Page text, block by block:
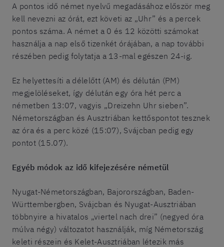
A pontos idő német nyelvű megadásához először meg
kell nevezni az órát, ezt követi az „Uhr” és a percek
pontos száma. A német a 0 és 12 közötti számokat
használja a nap első tizenkét órájában, a nap további
részében pedig folytatja a 13-mal egészen 24-ig.
Ez helyettesíti a délelőtt (AM) és délután (PM)
megjelöléseket, így délután egy óra hét perc a
németben 13:07, vagyis „Dreizehn Uhr sieben”.
Németországban és Ausztriában kettőspontot tesznek
az óra és a perc közé (15:07), Svájcban pedig egy
pontot (15.07).
Egyéb módok az idő kifejezésére németül
Nyugat-Németországban, Bajorországban, Baden-
Württembergben, Svájcban és Nyugat-Ausztriában
többnyire a hivatalos „viertel nach drei” (negyed óra
múlva négy) változatot használják, míg Németország
keleti részein és Kelet-Ausztriában létezik más